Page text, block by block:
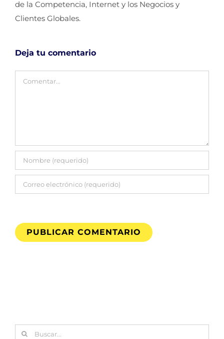
de la Competencia, Internet y los Negocios y
Clientes Globales.
Deja tu comentario
Comentar
Buscar: